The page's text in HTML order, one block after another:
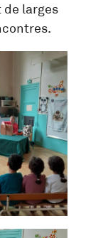
de larges